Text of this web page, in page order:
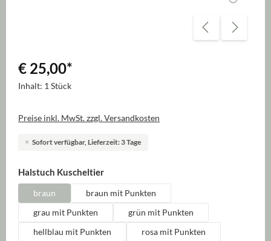
€ 25,00*
Inhalt: 1 Stück
Preise inkl. MwSt. zzgl. Versandkosten
Sofort verfügbar, Lieferzeit: 3 Tage
Halstuch Kuscheltierauswählen
braun
braun mit Punkten
grau mit Punkten
grün mit Punkten
hellblau mit Punkten
rosa mit Punkten